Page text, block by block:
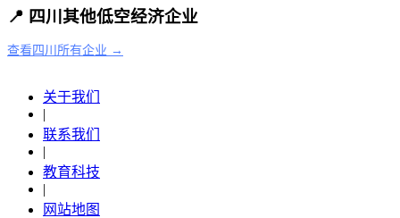
📍 四川其他低空经济企业
查看四川所有企业 →
关于我们
|
联系我们
|
教育科技
|
网站地图